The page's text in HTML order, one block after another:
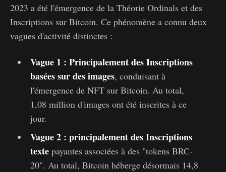
2023 a été l'émergence de la Théorie Ordinals et des
Inscriptions sur Bitcoin. Ce phénomène a connu deux
vagues d'activité distinctes :
Vague 1 : Principalement des Inscriptions
basées sur des images, conduisant à
l'émergence de NFT sur Bitcoin. Au total,
1,08 million d'images ont été inscrites à ce
jour.
Vague 2 : principalement des Inscriptions
textepayantes associées à des "tokens BRC-
20". Au total, Bitcoin héberge désormais 14,8